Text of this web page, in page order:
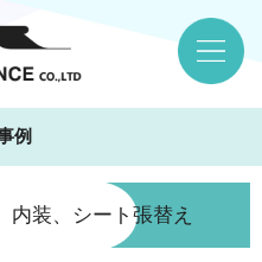
例
装、シート張替え